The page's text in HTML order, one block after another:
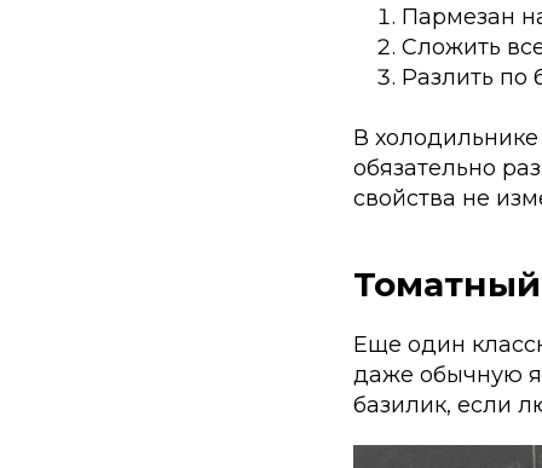
Пармезан
Сложить
Разлить по
В
обязательно
свойства не
Еще один
даже обычную
базилик, если